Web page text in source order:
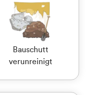
Bauschutt
verunreinigt